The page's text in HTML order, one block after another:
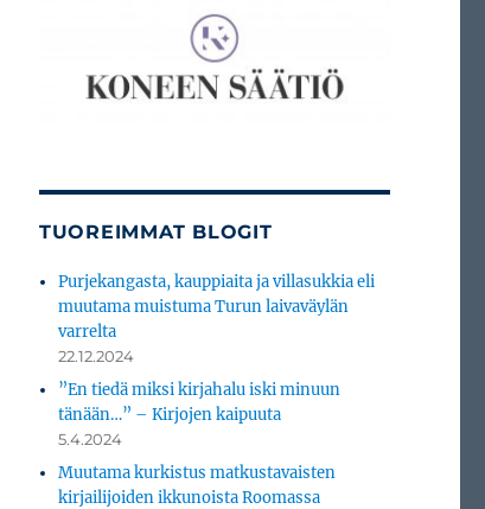
TUOREIMMAT BLOGIT
Purjekangasta, kauppiaita ja villasukkia eli
muutama muistuma Turun laivaväylän
varrelta
22.12.2024
”En tiedä miksi kirjahalu iski minuun
tänään…” – Kirjojen kaipuuta
5.4.2024
Muutama kurkistus matkustavaisten
kirjailijoiden ikkunoista Roomassa